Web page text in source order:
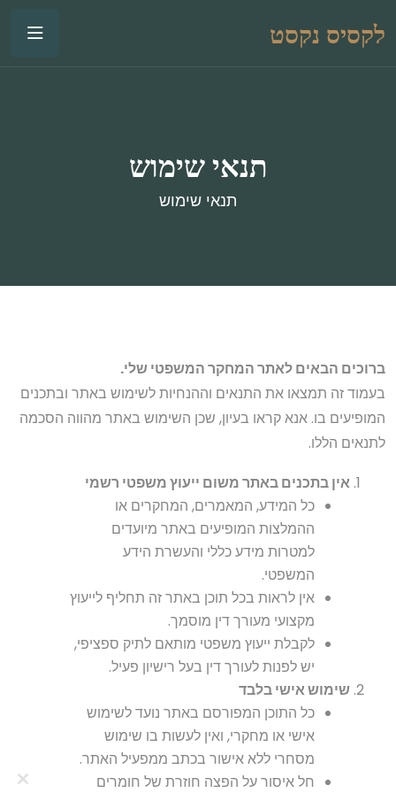
לקסיס נקסט
תנאי שימוש
תנאי שימוש
ברוכים הבאים לאתר המחקר המשפטי שלי.
בעמוד זה תמצאו את התנאים וההנחיות לשימוש באתר ובתכנים
המופיעים בו. אנא קראו בעיון, שכן השימוש באתר מהווה הסכמה
לתנאים הללו.
אין בתכנים באתר משום ייעוץ משפטי רשמי
כל המידע, המאמרים, המחקרים או
ההמלצות המופיעים באתר מיועדים
למטרות מידע כללי והעשרת הידע
המשפטי.
אין לראות בכל תוכן באתר זה תחליף לייעוץ
מקצועי מעורך דין מוסמך.
לקבלת ייעוץ משפטי מותאם לתיק ספציפי,
יש לפנות לעורך דין בעל רישיון פעיל.
שימוש אישי בלבד
כל התוכן המפורסם באתר נועד לשימוש
אישי או מחקרי, ואין לעשות בו שימוש
מסחרי ללא אישור בכתב ממפעיל האתר.
חל איסור על הפצה חוזרת של חומרים